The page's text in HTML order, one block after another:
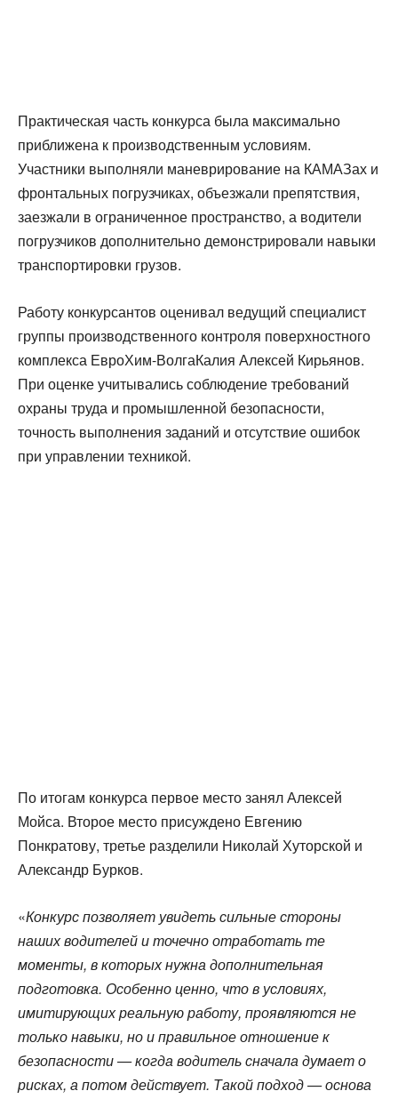
Практическая часть конкурса была максимально
приближена к производственным условиям.
Участники выполняли маневрирование на КАМАЗах и
фронтальных погрузчиках, объезжали препятствия,
заезжали в ограниченное пространство, а водители
погрузчиков дополнительно демонстрировали навыки
транспортировки грузов.
Работу конкурсантов оценивал ведущий специалист
группы производственного контроля поверхностного
комплекса ЕвроХим-ВолгаКалия Алексей Кирьянов.
При оценке учитывались соблюдение требований
охраны труда и промышленной безопасности,
точность выполнения заданий и отсутствие ошибок
при управлении техникой.
По итогам конкурса первое место занял Алексей
Мойса. Второе место присуждено Евгению
Понкратову, третье разделили Николай Хуторской и
Александр Бурков.
«Конкурс позволяет увидеть сильные стороны
наших водителей и точечно отработать те
моменты, в которых нужна дополнительная
подготовка. Особенно ценно, что в условиях,
имитирующих реальную работу, проявляются не
только навыки, но и правильное отношение к
безопасности — когда водитель сначала думает о
рисках, а потом действует. Такой подход — основа